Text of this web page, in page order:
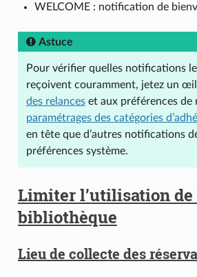
WELCOME : notification de
Astuce
Pour vérifier quelles notifications
reçoivent couramment, jetez un
des relanceset aux préférences de
paramétrages des catégories
en tête que d’autres notifications
préférences système.
Limiter l’utilisation de
bibliothèque
Lieu de collecte des